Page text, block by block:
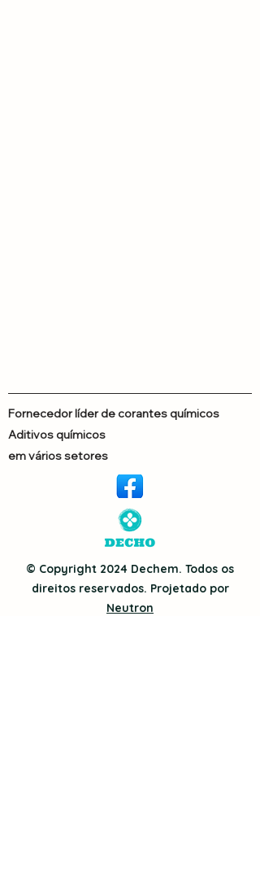
Fornecedor líder de corantes químicos
Aditivos químicos
em vários setores
© Copyright 2024 Dechem. Todos os
direitos reservados. Projetado por
Neutron